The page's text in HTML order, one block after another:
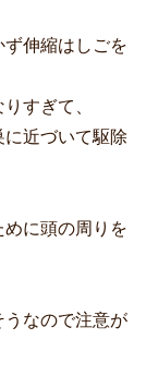
伸縮はしごを
すぎて、
近づいて駆除
に頭の周りを
なので注意が